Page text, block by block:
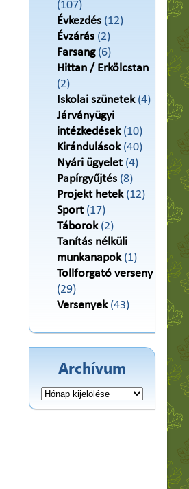
(107)
Évkezdés (12)
Évzárás (2)
Farsang(6)
Hittan / Erkölcstan
(2)
Iskolai szünetek(4)
Járványügyi
intézkedések(10)
Kirándulások(40)
Nyári ügyelet(4)
Papírgyűjtés (8)
Projekt hetek(12)
Sport(17)
Táborok(2)
Tanítás nélküli
munkanapok(1)
Tollforgató verseny
(29)
Versenyek(43)
Archívum
Archívum